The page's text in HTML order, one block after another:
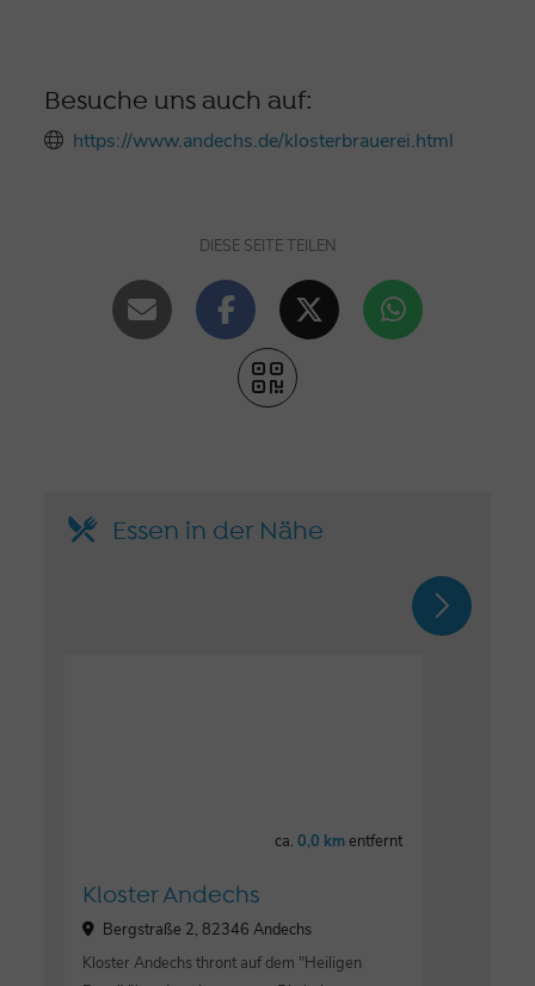
Besuche uns auch auf:
https://www.andechs.de/klosterbrauerei.html
DIESE SEITE TEILEN
Essen in der Nähe
ca.0,0 kmentfernt
Kloster Andechs
Bergstraße 2, 82346 Andechs
Kloster Andechs thront auf dem "Heiligen